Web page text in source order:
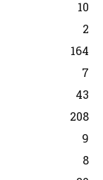
10
2
164
7
43
208
9
8